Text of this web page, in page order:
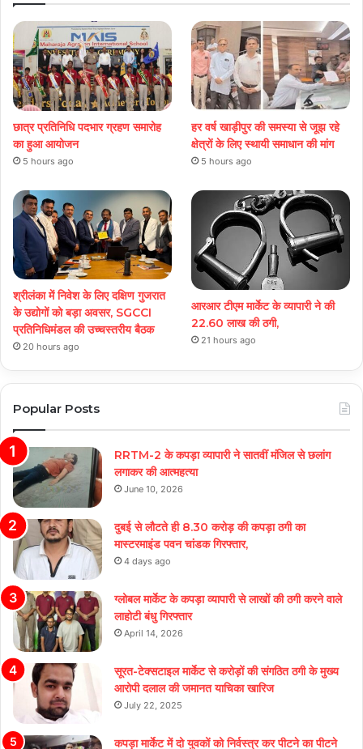
छात्र प्रतिनिधि पदभार ग्रहण समारोह
का हुआ आयोजन
5 hours ago
हर वर्ष खाड़ीपुर की समस्या से जूझ रहे
क्षेत्रों के लिए स्थायी समाधान की मांग
5 hours ago
श्रीलंका में निवेश के लिए दक्षिण गुजरात
के उद्योगों को बड़ा अवसर, SGCCI
प्रतिनिधिमंडल की उच्चस्तरीय बैठक
20 hours ago
आरआर टीएम मार्केट के व्यापारी ने की
22.60 लाख की ठगी,
21 hours ago
Popular Posts
RRTM-2 के कपड़ा व्यापारी ने सातवीं मंजिल से छलांग
लगाकर की आत्महत्या
June 10, 2026
दुबई से लौटते ही 8.30 करोड़ की कपड़ा ठगी का
मास्टरमाइंड पवन चांडक गिरफ्तार,
4 days ago
ग्लोबल मार्केट के कपड़ा व्यापारी से लाखों की ठगी करने वाले
लाहोटी बंधु गिरफ्तार
April 14, 2026
सूरत-टेक्सटाइल मार्केट से करोड़ों की संगठित ठगी के मुख्य
आरोपी दलाल की जमानत याचिका खारिज
July 22, 2025
कपड़ा मार्केट में दो युवकों को निर्वस्त्र कर पीटने का पीटने